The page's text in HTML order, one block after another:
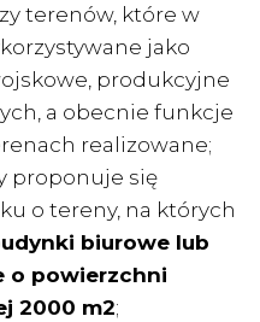
terenów, które w
jako
produkcyjne
a obecnie funkcje
realizowane;
proponuje się
o tereny, na których
biurowe lub
o powierzchni
2000 m2;